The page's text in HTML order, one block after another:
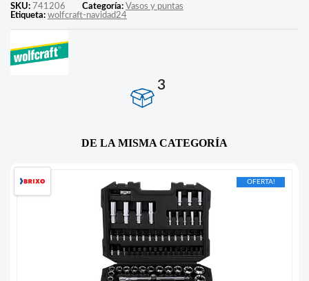
SKU: 741206 Categoría: Vasos y puntas
Etiqueta: wolfcraft-navidad24
3
DE LA MISMA CATEGORÍA
OFERTA!